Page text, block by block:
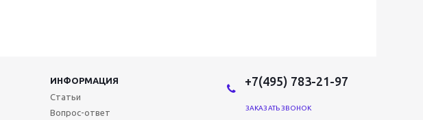
ИНФОРМАЦИЯ
Статьи
Вопрос-ответ
+7(495) 783-21-97
ЗАКАЗАТЬ ЗВОНОК